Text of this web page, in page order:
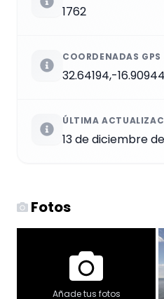
1762
COORDENADAS GPS
32.64194,-16.90944
ÚLTIMA
13 de diciembre
Fotos
Añade tus fotos